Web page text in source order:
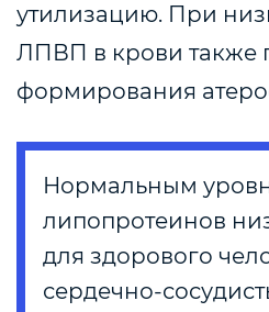
утилизацию. При
ЛПВП в крови также
формирования
Нормальным
липопротеинов
для здорового
сердечно-